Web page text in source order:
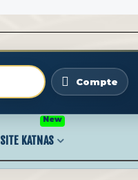
Compte
SITE KATNAS
New